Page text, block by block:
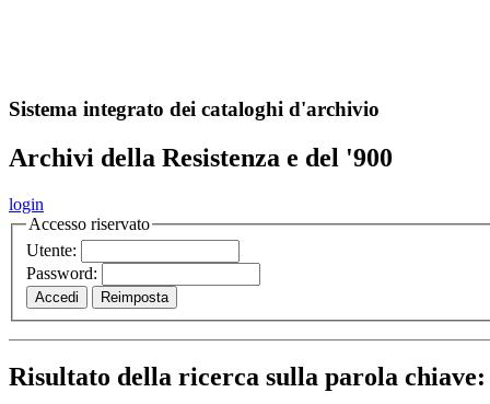
Sistema integrato dei cataloghi d'archivio
Archivi della Resistenza e del '900
login
Accesso riservato
Utente:
Password:
Risultato della ricerca sulla parola